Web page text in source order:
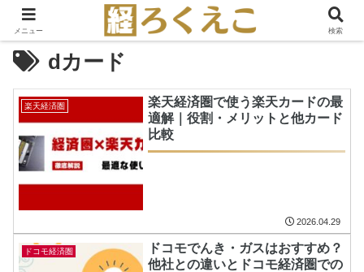
dカード
楽天経済圏
楽天経済圏で使う楽天カードの最
適解｜役割・メリットと他カード
比較
2026.04.29
ドコモ経済圏
ドコモでんき・ガスはおすすめ？
他社との違いとドコモ経済圏での
メニュー 検索